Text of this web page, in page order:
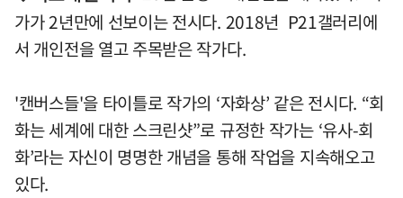
가가 2년만에 선보이는 전시다. 2018년 P21갤러리에
서 개인전을 열고 주목받은 작가다.
'캔버스들'을 타이틀로 작가의 ‘자화상’ 같은 전시다. “회
화는 세계에 대한 스크린샷”로 규정한 작가는 ‘유사-회
화’라는 자신이 명명한 개념을 통해 작업을 지속해오고
있다.